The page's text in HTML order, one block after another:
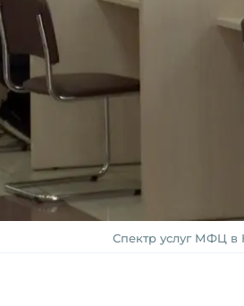
Спектр услуг МФЦ в